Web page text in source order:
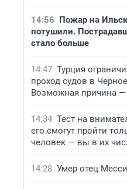
14:56 Пожар на
потушили.
стало больше
14:47 Турция
проход судов в
Возможная причина
14:34 Тест на
его смогут пройти
человек — вы в их
14:28 Умер отец Месси